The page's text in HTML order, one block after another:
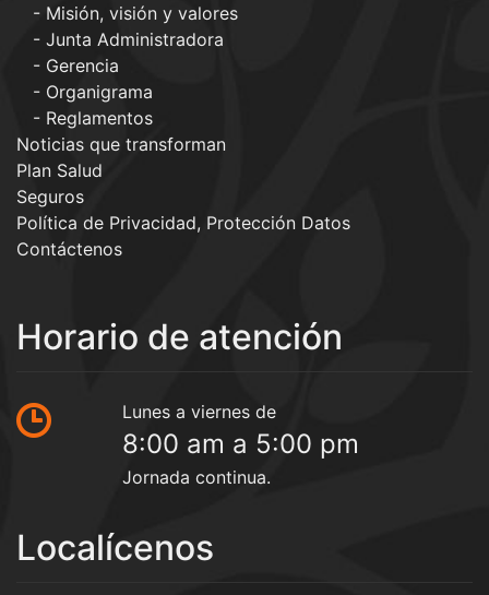
Misión, visión y valores
Junta Administradora
Gerencia
Organigrama
Reglamentos
Noticias que transforman
Plan Salud
Seguros
Política de Privacidad, Protección Datos
Contáctenos
Horario de atención
Lunes a viernes de
8:00 am a 5:00 pm
Jornada continua.
Localícenos